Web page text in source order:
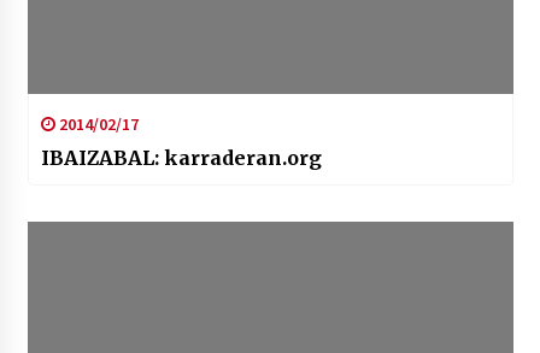
2014/02/17
IBAIZABAL: karraderan.org